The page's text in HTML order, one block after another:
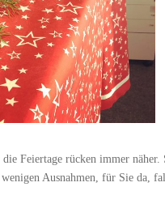
Feiertage rücken immer
Ausnahmen, für Sie da,